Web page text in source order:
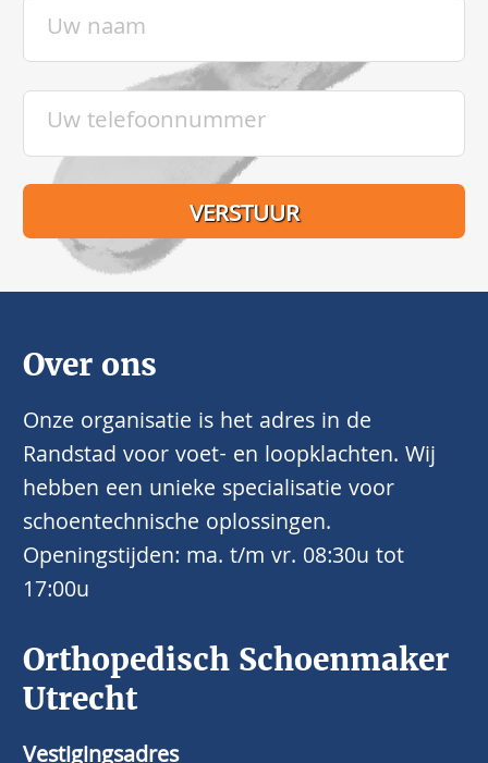
Orthopedisch Schoenmaker
Utrecht
Over ons
Onze organisatie is het adres in de
Randstad voor voet- en loopklachten. Wij
hebben een unieke specialisatie voor
schoentechnische oplossingen.
Openingstijden: ma. t/m vr. 08:30u tot
17:00u